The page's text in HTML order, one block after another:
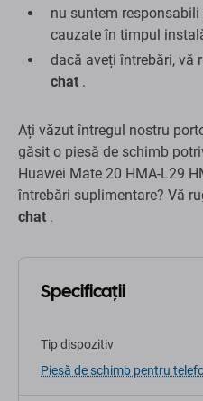
nu suntem
cauzate în timpul
dacă aveți întrebări, vă
chat .
Ați văzut întregul nostru
găsit o piesă de schimb
Huawei Mate 20 HMA-L29
întrebări suplimentare? Vă
chat .
Specificații
Tip dispozitiv
Piesă de schimb pentru